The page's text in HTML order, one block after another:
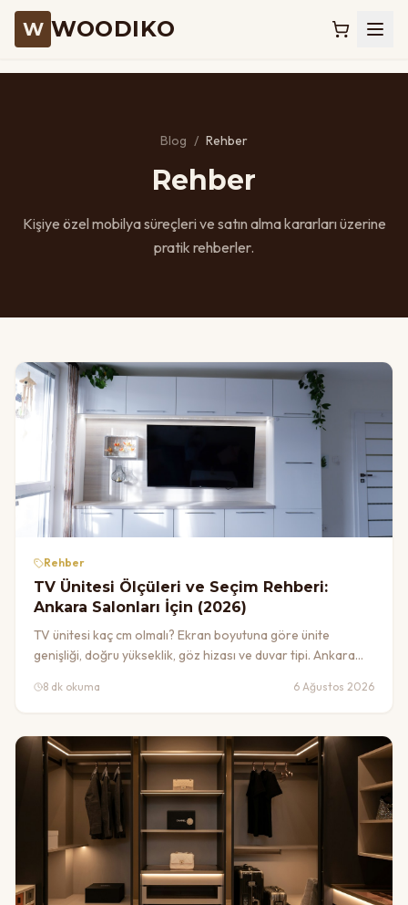
W WOODIKO
Blog / Rehber
Rehber
Kişiye özel mobilya süreçleri ve satın alma kararları üzerine
pratik rehberler.
Rehber
TV Ünitesi Ölçüleri ve Seçim Rehberi:
Ankara Salonları İçin (2026)
TV ünitesi kaç cm olmalı? Ekran boyutuna göre ünite
genişliği, doğru yükseklik, göz hizası ve duvar tipi. Ankara
rehberi.
8 dk okuma 6 Ağustos 2026